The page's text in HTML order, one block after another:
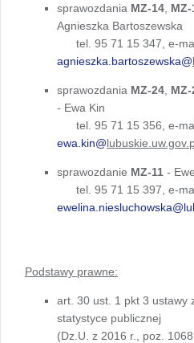
sprawozdania MZ-14
Agnieszka Bartoszewska
tel. 95 71 15 347, e-
agnieszka.bartoszewska@
sprawozdania MZ-24
- Ewa Kin
tel. 95 71 15 356, e-
ewa.kin@
sprawozdanie MZ-11 -
tel. 95 71 15 397, e-
Podstawy prawne:
art. 30 ust. 1 pkt 3 ustawy
statystyce publicznej
(Dz.U. z 2016 r., poz.